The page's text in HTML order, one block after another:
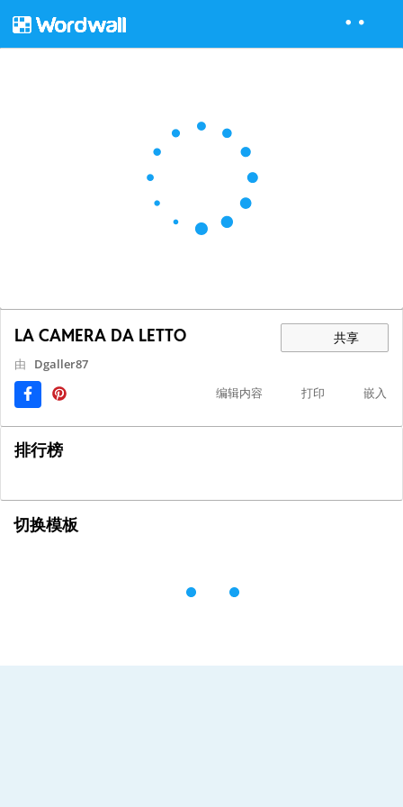
LA CAMERA DA LETTO 共享
由
Dgaller87
编辑内容
打印 嵌入
排行榜
切换模板